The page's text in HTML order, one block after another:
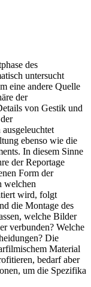
des
untersucht
eine andere Quelle
der
von Gestik und
ebenso wie die
In diesem Sinne
der Reportage
Form der
welchen
wird, folgt
die Montage des
welche Bilder
verbunden? Welche
Die
Material
bedarf aber
um die Spezifika